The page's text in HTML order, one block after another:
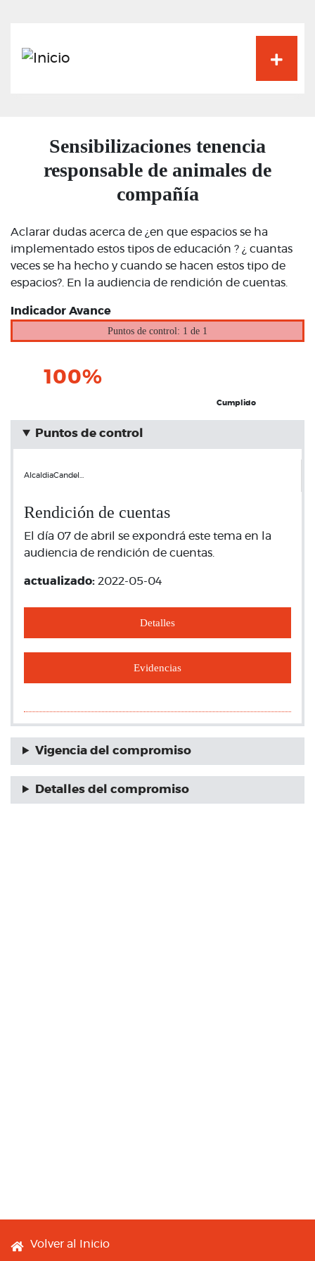
Sensibilizaciones tenencia
responsable de animales de
compañía
Aclarar dudas acerca de ¿en que espacios se ha
implementado estos tipos de educación ? ¿ cuantas
veces se ha hecho y cuando se hacen estos tipo de
espacios?. En la audiencia de rendición de cuentas.
Indicador Avance
Puntos de control: 1 de 1
100%
Cumplido
Puntos de control
AlcaldiaCandel…
Rendición de cuentas
El día 07 de abril se expondrá este tema en la
audiencia de rendición de cuentas.
actualizado: 2022-05-04
Detalles
Evidencias
Vigencia del compromiso
Detalles del compromiso
Footer menu
Volver al Inicio